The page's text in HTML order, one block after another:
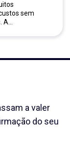
sem
a valer
do seu